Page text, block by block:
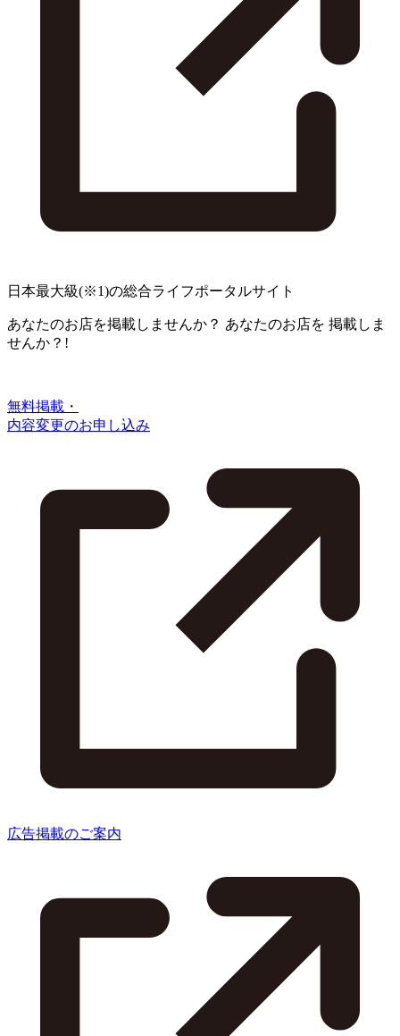
日本最大級(※1)の総合ライフポータルサイト
あなたのお店を掲載しませんか？ あなたのお店を 掲載しま
せんか？!
無料掲載・
内容変更のお申し込み
広告掲載のご案内